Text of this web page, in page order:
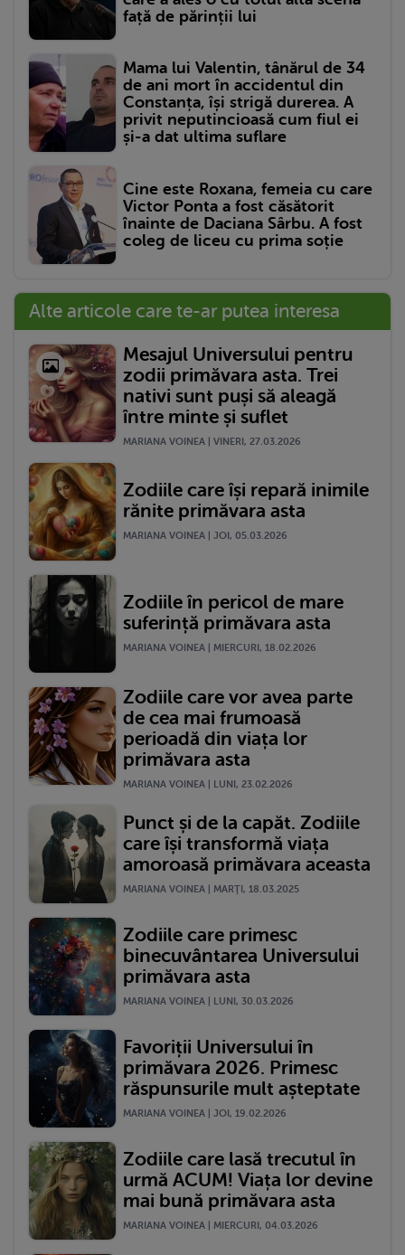
față de părinții lui
Mama lui Valentin, tânărul de 34
de ani mort în accidentul din
Constanța, își strigă durerea. A
privit neputincioasă cum fiul ei
și-a dat ultima suflare
Cine este Roxana, femeia cu care
Victor Ponta a fost căsătorit
înainte de Daciana Sârbu. A fost
coleg de liceu cu prima soție
Alte articole care te-ar putea interesa
Mesajul Universului pentru
zodii primăvara asta. Trei
nativi sunt puși să aleagă
între minte și suflet
MARIANA VOINEA | VINERI, 27.03.2026
Zodiile care își repară inimile
rănite primăvara asta
MARIANA VOINEA | JOI, 05.03.2026
Zodiile în pericol de mare
suferință primăvara asta
MARIANA VOINEA | MIERCURI, 18.02.2026
Zodiile care vor avea parte
de cea mai frumoasă
perioadă din viața lor
primăvara asta
MARIANA VOINEA | LUNI, 23.02.2026
Punct și de la capăt. Zodiile
care își transformă viața
amoroasă primăvara aceasta
MARIANA VOINEA | MARŢI, 18.03.2025
Zodiile care primesc
binecuvântarea Universului
primăvara asta
MARIANA VOINEA | LUNI, 30.03.2026
Favoriții Universului în
primăvara 2026. Primesc
răspunsurile mult așteptate
MARIANA VOINEA | JOI, 19.02.2026
Zodiile care lasă trecutul în
urmă ACUM! Viața lor devine
mai bună primăvara asta
MARIANA VOINEA | MIERCURI, 04.03.2026